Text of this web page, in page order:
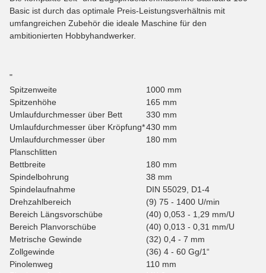
Basic ist durch das optimale Preis-Leistungsverhältnis mit
umfangreichen Zubehör die ideale Maschine für den
ambitionierten Hobbyhandwerker.
"
Spitzenweite
1000 mm
Spitzenhöhe
165 mm
Umlaufdurchmesser über Bett
330 mm
Umlaufdurchmesser über Kröpfung*430 mm
Umlaufdurchmesser über
Planschlitten
180 mm
Bettbreite
180 mm
Spindelbohrung
38 mm
Spindelaufnahme
DIN 55029, D1-4
Drehzahlbereich
(9) 75 - 1400 U/min
Bereich Längsvorschübe
(40) 0,053 - 1,29 mm/U
Bereich Planvorschübe
(40) 0,013 - 0,31 mm/U
Metrische Gewinde
(32) 0,4 - 7 mm
Zollgewinde
(36) 4 - 60 Gg/1“
Pinolenweg
110 mm